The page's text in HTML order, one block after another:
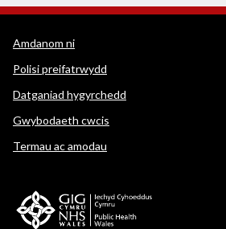
Dolenni cymorth
Amdanom ni
Polisi preifatrwydd
Datganiad hygyrchedd
Gwybodaeth cwcis
Termau ac amodau